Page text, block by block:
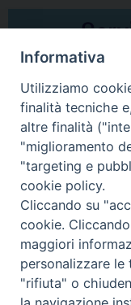
Comunicati
Il cordoglio dei Vescovi di
Superbo
Nasce la Consulta
Informativa
Utilizziamo
finalità tecniche
altre finalità
"miglioramento
"targeting e
cookie policy.
Cliccando su
cookie.
maggiori
personalizzare le
"rifiuta" o